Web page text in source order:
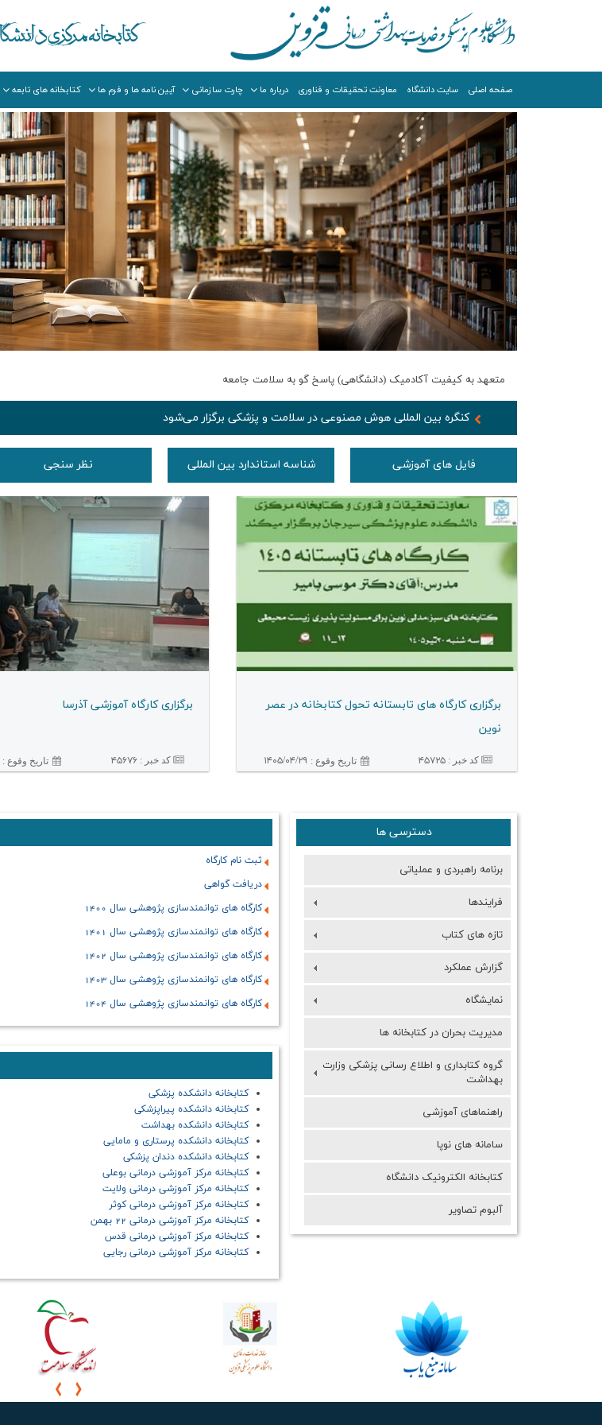
صفحه اصلي سایت دانشگاه معاونت تحقیقات و فناوری درباره ما چارت سازمانی آیین نامه ها و فرم ها کتابخانه های تابعه
متعهد به کیفیت آکادمیک (دانشگاهی) پاسخ گو به سلامت جامعه
كنگره بین المللی هوش مصنوعی در سلامت و پزشكی برگزار می‌شود
فایل های آموزشی شناسه استاندارد بین المللی نظر سنجی
برگزاری كارگاه های تابستانه تحول كتابخانه در عصر
نوین
کد خبر :۴۵۷۲۵ تاريخ وقوع : ۱۴۰۵/۰۴/۲۹
برگزاری كارگاه آموزشی آذرسا
کد خبر :۴۵۶۷۶ تاريخ وقوع :
دسترسی ها
برنامه راهبردی و عملیاتی
فرایندها
تازه های کتاب
گزارش عملکرد
نمایشگاه
مدیریت بحران در کتابخانه ها
گروه کتابداری و اطلاع رسانی پزشکی وزارت
بهداشت
راهنماهای آموزشی
سامانه هاي نوپا
کتابخانه الکترونیک دانشگاه
آلبوم تصاویر
ثبت نام کارگاه
دریافت گواهی
کارگاه های توانمندسازی پژوهشی سال 1400
کارگاه های توانمندسازی پژوهشی سال 1401
کارگاه های توانمندسازی پژوهشی سال 1402
کارگاه های توانمندسازی پژوهشی سال 1403
کارگاه های توانمندسازی پژوهشی سال 1404
کتابخانه دانشکده پزشکی
کتابخانه دانشکده پیراپزشکی
کتابخانه دانشکده بهداشت
کتابخانه دانشکده پرستاری و مامایی
کتابخانه دانشکده دندان پزشکی
کتابخانه مرکز آموزشی درمانی بوعلی
کتابخانه مرکز آموزشی درمانی ولایت
کتابخانه مرکز آموزشی درمانی کوثر
کتابخانه مرکز آموزشی درمانی 22 بهمن
کتابخانه مرکز آموزشی درمانی قدس
کتابخانه مرکز آموزشی درمانی رجایی